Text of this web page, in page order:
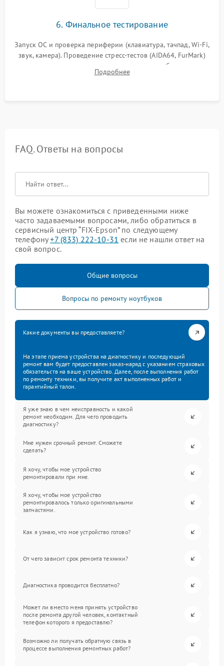
6. Финальное тестирование
Запуск ОС и проверка периферии (клавиатура, тачпад, Wi-Fi,
звук, камера). Проведение стресс-тестов (AIDA64, FurMark)
для контроля температурного режима и стабильности
системы под пиковой нагрузкой.
Подробнее
FAQ. Ответы на вопросы
Вы можете ознакомиться с приведенными ниже
часто задаваемыми вопросами, либо обратиться в
сервисный центр “FIX-Epson” по следующему
телефону+7 (833) 222-10-31 если не нашли ответ на
свой вопрос.
Общие вопросы
Вопросы по ремонту ноутбуков
Какие документы вы предоставляете?
На этапе приема устройства на диагностику и последующий
ремонт вам будет предоставлен заказ-наряд с указанием страховых
обязательств на ваше устройство. Далее, после выполнения работ
по ремонту техники, вы получите акт выполненных работ и
гарантийный талон.
Я уже знаю в чем неисправность и какой
ремонт необходим. Для чего проводить
диагностику?
Мне нужен срочный ремонт. Сможете
сделать?
Я хочу, чтобы мое устройство
ремонтировали при мне.
Я хочу, чтобы мое устройство
ремонтировалось только оригинальными
запчастями.
Как я узнаю, что мое устройство готово?
От чего зависит срок ремонта техники?
Диагностика проводится бесплатно?
Может ли вместо меня принять устройство
после ремонта другой человек, контактный
телефон которого я предоставлю?
Возможно ли получать обратную связь в
процессе выполнения ремонтных работ?